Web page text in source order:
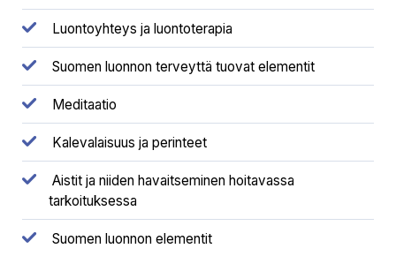
Luontoyhteys ja luontoterapia
Suomen luonnon terveyttä tuovat elementit
Meditaatio
Kalevalaisuus ja perinteet
Aistit ja niiden havaitseminen hoitavassa
tarkoituksessa
Suomen luonnon elementit